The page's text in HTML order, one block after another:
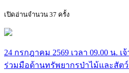
เปิดอ่านจำนวน 37 ครั้ง
24 กรกฎาคม 2569 เวลา 09.00 น.
ร่วมมือด้านทรัพยากรป่าไม้และสัต